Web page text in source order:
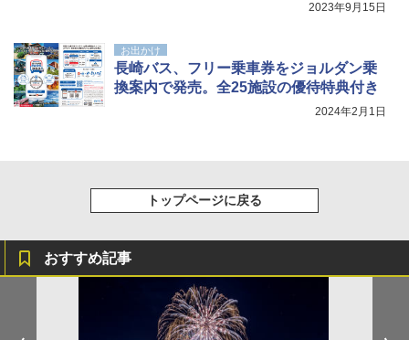
2023年9月15日
お出かけ
長崎バス、フリー乗車券をジョルダン乗
換案内で発売。全25施設の優待特典付き
2024年2月1日
トップページに戻る
おすすめ記事